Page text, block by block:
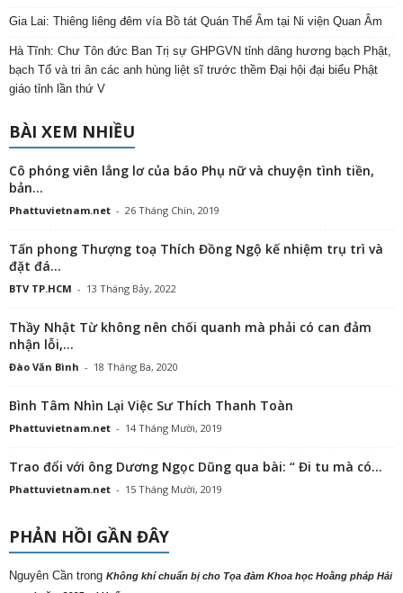
Gia Lai: Thiêng liêng đêm vía Bồ tát Quán Thế Âm tại Ni viện Quan Âm
Hà Tĩnh: Chư Tôn đức Ban Trị sự GHPGVN tỉnh dâng hương bạch Phật,
bạch Tổ và tri ân các anh hùng liệt sĩ trước thềm Đại hội đại biểu Phật
giáo tỉnh lần thứ V
BÀI XEM NHIỀU
Cô phóng viên lẳng lơ của báo Phụ nữ và chuyện tình tiền,
bản...
Phattuvietnam.net - 26 Tháng Chín, 2019
Tấn phong Thượng toạ Thích Đồng Ngộ kế nhiệm trụ trì và
đặt đá...
BTV TP.HCM - 13 Tháng Bảy, 2022
Thầy Nhật Từ không nên chối quanh mà phải có can đảm
nhận lỗi,...
Đào Văn Bình - 18 Tháng Ba, 2020
Bình Tâm Nhìn Lại Việc Sư Thích Thanh Toàn
Phattuvietnam.net - 14 Tháng Mười, 2019
Trao đổi với ông Dương Ngọc Dũng qua bài: “ Đi tu mà có...
Phattuvietnam.net - 15 Tháng Mười, 2019
PHẢN HỒI GẦN ĐÂY
Nguyên Cần trong Không khí chuẩn bị cho Tọa đàm Khoa học Hoằng pháp Hải